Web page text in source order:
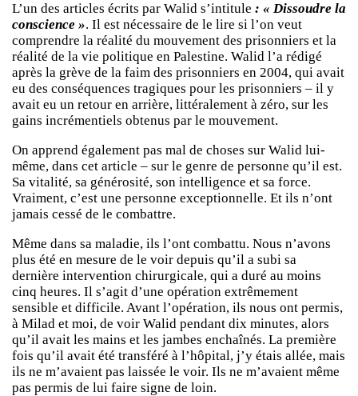
L’un des articles écrits par Walid s’intitule : « Dissoudre la
conscience ». Il est nécessaire de le lire si l’on veut
comprendre la réalité du mouvement des prisonniers et la
réalité de la vie politique en Palestine. Walid l’a rédigé
après la grève de la faim des prisonniers en 2004, qui avait
eu des conséquences tragiques pour les prisonniers – il y
avait eu un retour en arrière, littéralement à zéro, sur les
gains incrémentiels obtenus par le mouvement.
On apprend également pas mal de choses sur Walid lui-
même, dans cet article – sur le genre de personne qu’il est.
Sa vitalité, sa générosité, son intelligence et sa force.
Vraiment, c’est une personne exceptionnelle. Et ils n’ont
jamais cessé de le combattre.
Même dans sa maladie, ils l’ont combattu. Nous n’avons
plus été en mesure de le voir depuis qu’il a subi sa
dernière intervention chirurgicale, qui a duré au moins
cinq heures. Il s’agit d’une opération extrêmement
sensible et difficile. Avant l’opération, ils nous ont permis,
à Milad et moi, de voir Walid pendant dix minutes, alors
qu’il avait les mains et les jambes enchaînés. La première
fois qu’il avait été transféré à l’hôpital, j’y étais allée, mais
ils ne m’avaient pas laissée le voir. Ils ne m’avaient même
pas permis de lui faire signe de loin.